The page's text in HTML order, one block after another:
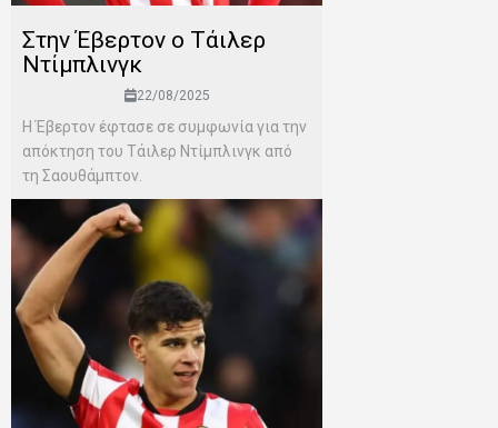
Στην Έβερτον ο Τάιλερ
Ντίμπλινγκ
22/08/2025
Η Έβερτον έφτασε σε συμφωνία για την
απόκτηση του Τάιλερ Ντίμπλινγκ από
τη Σαουθάμπτον.